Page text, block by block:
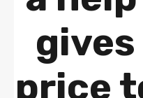
gives
price